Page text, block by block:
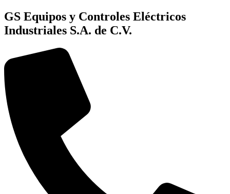
GS Equipos y Controles Eléctricos
Industriales S.A. de C.V.